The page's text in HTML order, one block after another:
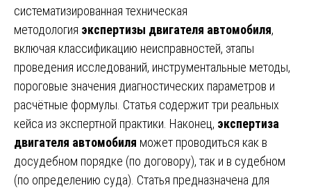
систематизированная техническая
методология экспертизы двигателя автомобиля,
включая классификацию неисправностей, этапы
проведения исследований, инструментальные методы,
пороговые значения диагностических параметров и
расчётные формулы. Статья содержит три реальных
кейса из экспертной практики. Наконец, экспертиза
двигателя автомобиля может проводиться как в
досудебном порядке (по договору), так и в судебном
(по определению суда). Статья предназначена для